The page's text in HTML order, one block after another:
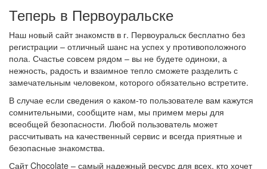
Теперь в Первоуральске
Наш новый сайт знакомств в г. Первоуральск бесплатно без
регистрации – отличный шанс на успех у противоположного
пола. Счастье совсем рядом – вы не будете одиноки, а
нежность, радость и взаимное тепло сможете разделить с
замечательным человеком, которого обязательно встретите.
В случае если сведения о каком-то пользователе вам кажутся
сомнительными, сообщите нам, мы примем меры для
всеобщей безопасности. Любой пользователь может
рассчитывать на качественный сервис и всегда приятные и
безопасные знакомства.
Сайт Chocolate – самый надежный ресурс для всех, кто хочет